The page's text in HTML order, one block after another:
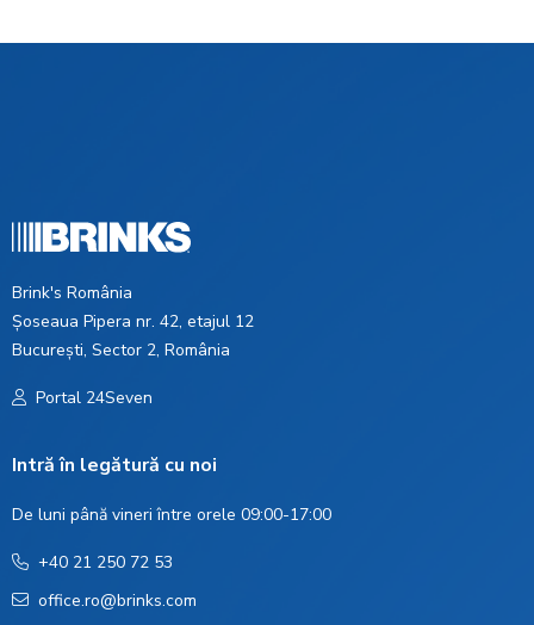
Brink's România
Șoseaua Pipera nr. 42, etajul 12
București, Sector 2, România
Portal 24Seven
Intră în legătură cu noi
De luni până vineri între orele 09:00-17:00
+40 21 250 72 53
office.ro@brinks.com